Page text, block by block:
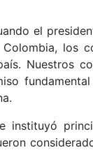
el
los
Nuestros
instituyó